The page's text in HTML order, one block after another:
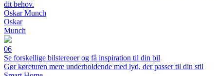
dit behov.
Oskar Munch
Oskar
Munch
06
Se forskellige bilstereoer og få inspiration til din bil
Gør køreturen mere underholdende med lyd, der passer til din stil